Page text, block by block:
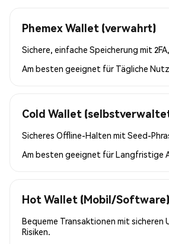
Phemex Wallet (verwahrt)
Sichere, einfache Speicherung mit
Am besten geeignet für Tägliche
Cold Wallet
Sicheres Offline-Halten mit Seed-
Am besten geeignet fürLangfristige
Hot Wallet (Mobil/Software)
Bequeme Transaktionen mit sicheren
Risiken.